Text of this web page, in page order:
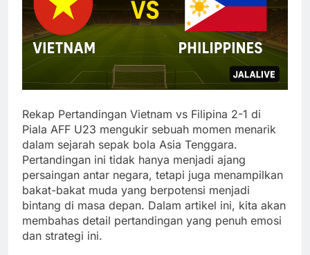
Rekap Pertandingan Vietnam vs Filipina 2-1 di
Piala AFF U23 mengukir sebuah momen menarik
dalam sejarah sepak bola Asia Tenggara.
Pertandingan ini tidak hanya menjadi ajang
persaingan antar negara, tetapi juga menampilkan
bakat-bakat muda yang berpotensi menjadi
bintang di masa depan. Dalam artikel ini, kita akan
membahas detail pertandingan yang penuh emosi
dan strategi ini.